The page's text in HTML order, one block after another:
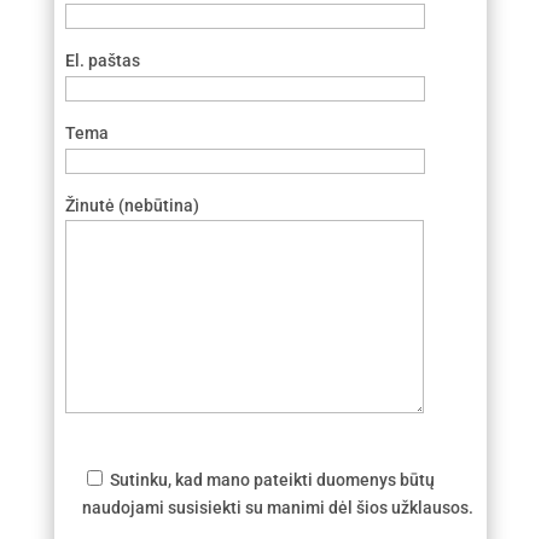
El. paštas
Tema
Žinutė (nebūtina)
Sutinku, kad mano pateikti duomenys būtų
naudojami susisiekti su manimi dėl šios užklausos.